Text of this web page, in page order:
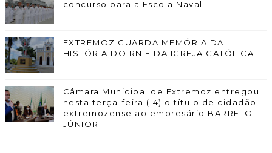
concurso para a Escola Naval
EXTREMOZ GUARDA MEMÓRIA DA
HISTÓRIA DO RN E DA IGREJA CATÓLICA
Câmara Municipal de Extremoz entregou
nesta terça-feira (14) o título de cidadão
extremozense ao empresário BARRETO
JÚNIOR